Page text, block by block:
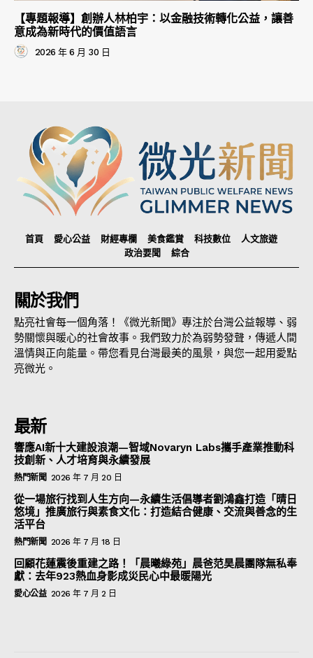
【專題報導】創辦人林柏宇：以金融技術轉化公益，讓善
意成為新時代的價值語言
2026 年 6 月 30 日
首頁 愛心公益 財經專欄 美食鑑賞 科技數位
人文旅遊
政治要聞
綜合
關於我們
點亮社會每一個角落！《微光新聞》專注於台灣公益報導、弱
勢關懷與暖心的社會故事。我們致力於為弱勢發聲，傳遞人間
溫情與正向能量。帶您看見台灣最美的風景，與您一起用愛點
亮微光。
最新
響應AI新十大建設浪潮—智域Novaryn Labs攜手產業推動科
技創新、人才培育與永續發展
熱門新聞 2026 年 7 月 20 日
從一場旅行找到人生方向—永續生活倡導者劉鴻鑫打造「晴日
悠境」推廣旅行與素食文化：打造結合健康、交流與善念的生
活平台
熱門新聞 2026 年 7 月 18 日
回顧花蓮震後重建之路！「晨曦綠苑」晨爸范昊晨團隊無私奉
獻：去年923熱血身影成災民心中最暖陽光
愛心公益 2026 年 7 月 2 日